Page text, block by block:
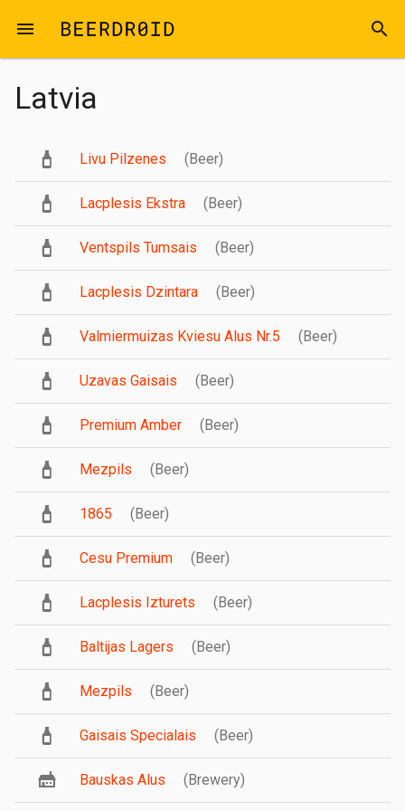
menu search
Latvia
Livu Pilzenes (Beer)
Lacplesis Ekstra (Beer)
Ventspils Tumsais (Beer)
Lacplesis Dzintara (Beer)
Valmiermuizas Kviesu Alus Nr.5 (Beer)
Uzavas Gaisais (Beer)
Premium Amber (Beer)
Mezpils (Beer)
1865 (Beer)
Cesu Premium (Beer)
Lacplesis Izturets (Beer)
Baltijas Lagers (Beer)
Mezpils (Beer)
Gaisais Specialais (Beer)
Bauskas Alus (Brewery)